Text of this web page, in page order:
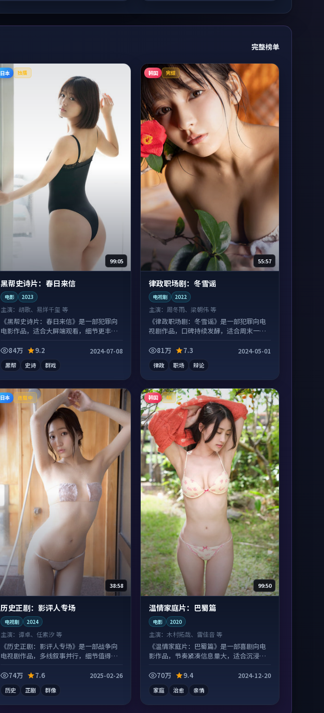
完整榜单
日本 独播
99:05
黑帮史诗片：春日来信
电影 2023
主演： 胡歌、易烊千玺 等
《黑帮史诗片：春日来信》是一部犯罪向
电影作品，适合大屏端观看，细节更丰
84万
9.2 2024-07-08
黑帮 史诗 群戏
韩国 完结
55:57
律政职场剧：冬雪谣
电视剧 2022
主演： 周冬雨、梁朝伟 等
《律政职场剧：冬雪谣》是一部犯罪向电
视剧作品，口碑持续发酵，适合周末一口
81万
7.3 2024-05-01
律政 职场 辩论
日本 连载中
38:58
历史正剧：影评人专场
电视剧 2024
主演：谭卓、任素汐 等
《历史正剧：影评人专场》是一部战争向
电视剧作品，多线叙事并行，细节值得二
74万
7.6 2025-02-26
历史 正剧 群像
韩国 4K
99:50
温情家庭片：巴蜀篇
电影 2020
主演：木村拓哉、雷佳音 等
《温情家庭片：巴蜀篇》是一部喜剧向电
影作品，节奏紧凑信息量大，适合沉浸式
70万
9.4 2024-12-20
家庭 治愈 亲情